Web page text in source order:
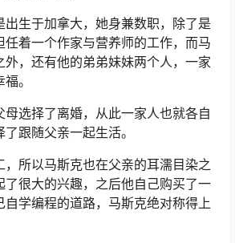
出生于加拿大，她身兼数职，除了是
任着一个作家与营养师的工作，而马
外，还有他的弟弟妹妹两个人，一家
。
选择了离婚，从此一家人也就各自
跟随父亲一起生活。
，所以马斯克也在父亲的耳濡目染之
了很大的兴趣，之后他自己购买了一
自学编程的道路，马斯克绝对称得上